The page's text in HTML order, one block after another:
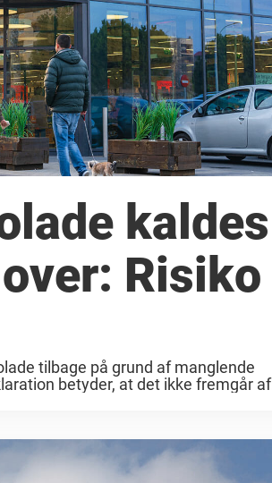
kaldes
Risiko
tilbage på grund af manglende
betyder, at det ikke fremgår af